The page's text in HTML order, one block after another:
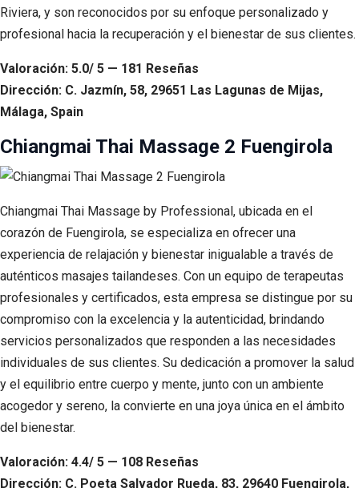
Riviera, y son reconocidos por su enfoque personalizado y
profesional hacia la recuperación y el bienestar de sus clientes.
Valoración: 5.0/ 5 — 181 Reseñas
Dirección: C. Jazmín, 58, 29651 Las Lagunas de Mijas,
Málaga, Spain
Chiangmai Thai Massage 2 Fuengirola
Chiangmai Thai Massage by Professional, ubicada en el
corazón de Fuengirola, se especializa en ofrecer una
experiencia de relajación y bienestar inigualable a través de
auténticos masajes tailandeses. Con un equipo de terapeutas
profesionales y certificados, esta empresa se distingue por su
compromiso con la excelencia y la autenticidad, brindando
servicios personalizados que responden a las necesidades
individuales de sus clientes. Su dedicación a promover la salud
y el equilibrio entre cuerpo y mente, junto con un ambiente
acogedor y sereno, la convierte en una joya única en el ámbito
del bienestar.
Valoración: 4.4/ 5 — 108 Reseñas
Dirección: C. Poeta Salvador Rueda, 83, 29640 Fuengirola,